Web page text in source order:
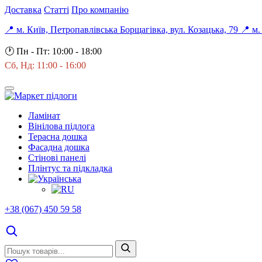
Доставка Статті Про компанію
📍 м. Київ, Петропавлівська Борщагівка, вул. Козацька, 79 📍 м.
🕐 Пн - Пт: 10:00 - 18:00
Сб, Нд: 11:00 - 16:00
Ламінат
Вінілова підлога
Терасна дошка
Фасадна дошка
Стінові панелі
Плінтус та підкладка
+38 (067) 450 59 58